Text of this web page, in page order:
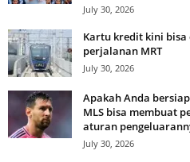
July 30, 2026
Kartu kredit kini
perjalanan MRT
July 30, 2026
Apakah Anda
MLS bisa membuat
aturan
July 30, 2026